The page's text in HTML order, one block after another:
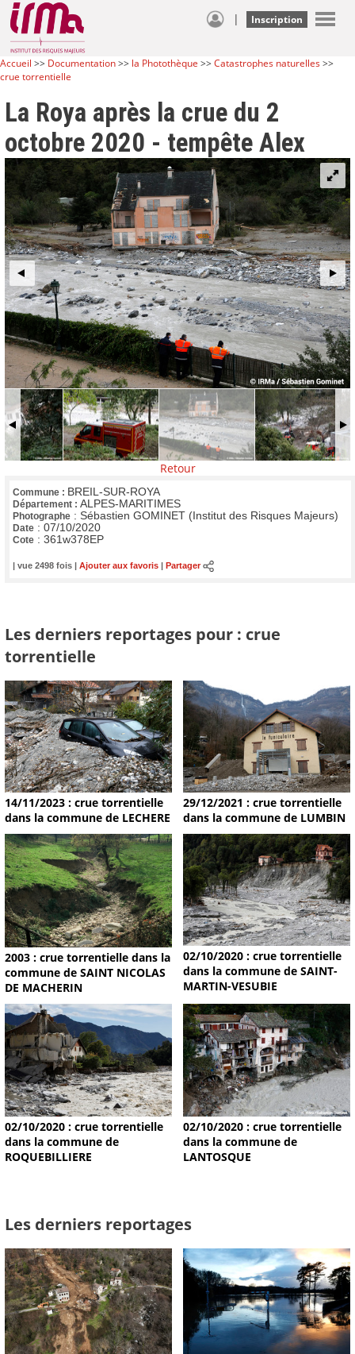
| Inscription
Accueil >> Documentation>> la Photothèque >>Catastrophes naturelles>>
crue torrentielle
La Roya après la crue du 2
octobre 2020 - tempête Alex
Retour
Commune : BREIL-SUR-ROYA
Département : ALPES-MARITIMES
Photographe : Sébastien GOMINET (Institut des Risques Majeurs)
Date : 07/10/2020
Cote : 361w378EP
| vue 2498 fois | Ajouter aux favoris Partager
Les derniers reportages pour : crue
torrentielle
14/11/2023 : crue torrentielle
dans la commune de LECHERE
29/12/2021 : crue torrentielle
dans la commune de LUMBIN
2003 : crue torrentielle dans la
commune de SAINT NICOLAS
DE MACHERIN
02/10/2020 : crue torrentielle
dans la commune de SAINT-
MARTIN-VESUBIE
02/10/2020 : crue torrentielle
dans la commune de
ROQUEBILLIERE
02/10/2020 : crue torrentielle
dans la commune de
LANTOSQUE
Les derniers reportages